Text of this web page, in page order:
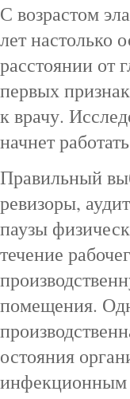
С возрастом
лет настолько
расстоянии от
первых
к врачу.
начнет
Правильный
ревизоры,
паузы
течение
помещения.
остояния
инфекционным